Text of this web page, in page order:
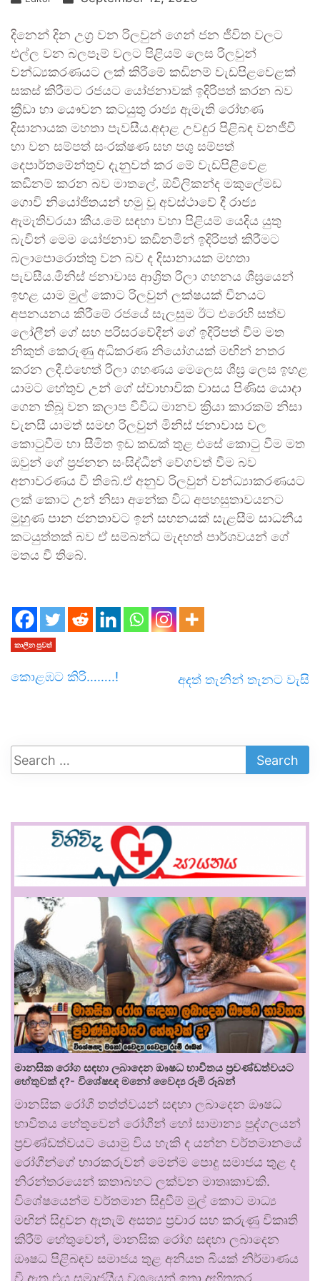
දිනෙන් දින උග්‍ර වන රිලවුන් ගෙන් ජන ජීවිත වලට
එල්ල වන බලපෑම් වලට පිළියම් ලෙස රිලවුන්
වන්ධ්‍යකරණයට ලක් කිරීමේ කඩිනම් වැඩපිළවෙළක්
සකස් කිරීමට රජයට යෝජනාවක් ඉදිරිපත් කරන බව
ක්‍රීඩා හා යෞවන කටයුතු රාජ්‍ය ඇමැති රෝහණ
දිසානායක මහතා පැවසීය.අදාළ උවදුර පිළිබඳ වනජීවී
හා වන සම්පත් සංරක්ෂණ සහ පශු සම්පත්
දෙපාර්තමේන්තුව දැනුවත් කර මේ වැඩපිළිවෙළ
කඩිනම් කරන බව මාතලේ, ඕවිලිකන්ද මකුලේමඩ
ගොවි නියෝජිතයන් හමු වූ අවස්ථාවේ දී රාජ්‍ය
ඇමැතිවරයා කීය.මේ සඳහා වහා පිළියම් යෙදිය යුතු
බැවින් මෙම යෝජනාව කඩිනමින් ඉදිරිපත් කිරීමට
බලාපොරොත්තු වන බව ද දිසානායක මහතා
පැවසීය.මිනිස් ජනාවාස ආශ්‍රිත රිලා ගහනය ශීඝ්‍රයෙන්
ඉහළ යාම මුල් කොට රිලවුන් ලක්ෂයක් චීනයට
අපනයනය කිරීමේ රජයේ සැලසුම ඊට එරෙහි සත්ව
ලෝලීන් ගේ සහ පරිසරවේදීන් ගේ ඉදිරිපත් වීම මත
නිකුත් කෙරුණු අධිකරණ නියෝගයක් මඟින් නතර
කරන ලදී.එහෙත් රිලා ගහණය මෙලෙස ශීඝ්‍ර ලෙස ඉහළ
යාමට හේතුව උන් ගේ ස්වාභාවික වාසය පිණිස යොදා
ගෙන තිබූ වන කලාප විවිධ මානව ක්‍රියා කාරකම් නිසා
වැනසී යාමත් සමඟ රිලවුන් මිනිස් ජනාවාස වල
කොටුවීම හා සීමිත ඉඩ කඩක් තුළ එසේ කොටු වීම මත
ඔවුන් ගේ ප්‍රජනන සංසිද්ධීන් වේගවත් වීම බව
අනාවරණය වී තිබේ.ඒ අනුව රිලවුන් වන්ධ්‍යාකරණයට
ලක් කොට උන් නිසා අනේක විධ අපහසුතාවයනට
මුහුණ පාන ජනතාවට ඉන් සහනයක් සැළසීම සාධනීය
කටයුත්තක් බව ඒ සම්බන්ධ මැදහත් පාර්ශවයන් ගේ
මතය වී තිබේ.
කාලීන පුවත්
කොළඹට කිරි……..! අදත් තැනින් තැනට වැසි
මානසික රෝග සඳහා ලබාදෙන ඖෂධ භාවිතය ප්‍රචණ්ඩත්වයට
හේතුවක් ද?- විශේෂඥ මනෝ වෛද්‍ය රූමි රූබන්
මානසික රෝගී තත්ත්වයන් සඳහා ලබාදෙන ඖෂධ
භාවිතය හේතුවෙන් රෝගීන් හෝ සාමාන්‍ය පුද්ගලයන්
ප්‍රචණ්ඩත්වයට යොමු විය හැකි ද යන්න වර්තමානයේ
රෝගීන්ගේ භාරකරුවන් මෙන්ම පොදු සමාජය තුළ ද
නිරන්තරයෙන් කතාබහට ලක්වන මාතෘකාවකි.
විශේෂයෙන්ම වර්තමාන සිදුවීම් මුල් කොට මාධ්‍ය
මඟින් සිදුවන ඇතැම් අසත්‍ය ප්‍රචාර සහ කරුණු විකෘති
කිරීම් හේතුවෙන්, මානසික රෝග සඳහා ලබාදෙන
ඖෂධ පිළිබඳව සමාජය තුළ අනියත බියක් නිර්මාණය
වී ඇත.එය සමාජයීය වශයෙන් ඉතා අහිතකර